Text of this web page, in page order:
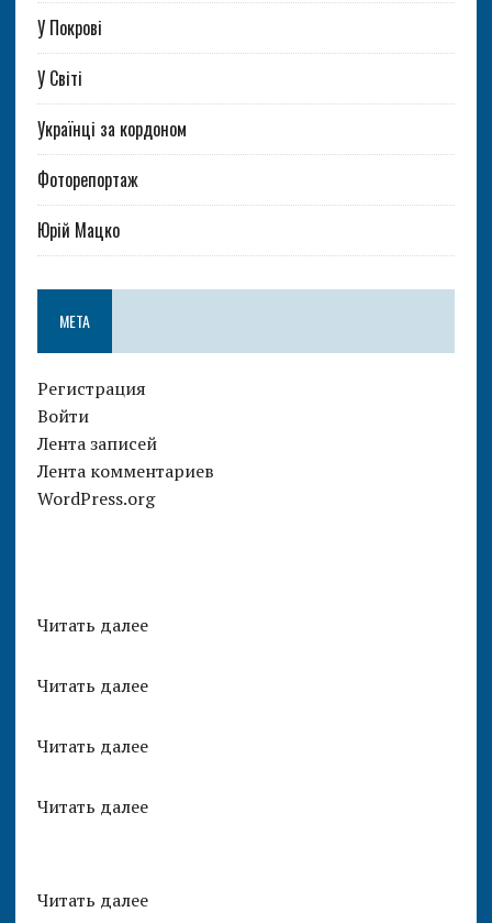
У Покрові
У Світі
Українці за кордоном
Фоторепортаж
Юрій Мацко
МЕТА
Регистрация
Войти
Лента записей
Лента комментариев
WordPress.org
Читать далее
Читать далее
Читать далее
Читать далее
Читать далее